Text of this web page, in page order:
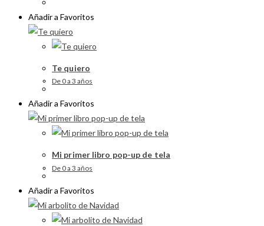
Añadir a Favoritos
Te quiero
De 0 a 3 años
Añadir a Favoritos
Mi primer libro pop-up de tela
De 0 a 3 años
Añadir a Favoritos